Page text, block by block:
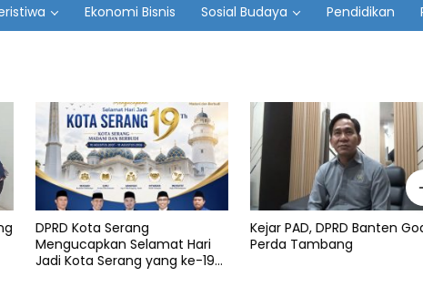
Ekonomi Bisnis Sosial Budaya Pendidikan
Kejar PAD, DPRD Banten Godok
Perda Tambang
Resmi! DPC PPP
Terima SK Periode 2026-